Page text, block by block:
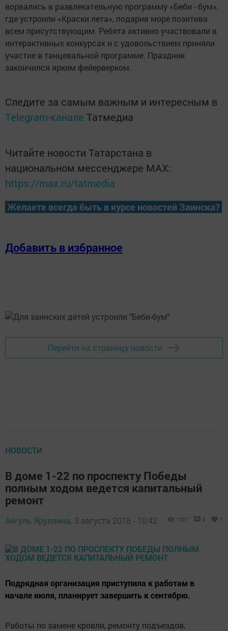
ворвались в развлекательную программу «Беби - бум»,
где устроили «Краски лета», подарив море позитива
всем присутствующим. Ребята активно участвовали в
интерактивных конкурсах и с удовольствием приняли
участие в танцевальной программе. Праздник
закончился ярким фейерверком.
Следите за самым важным и интересным в
Telegram-канале Татмедиа
Читайте новости Татарстана в
национальном мессенджере MАХ:
https://max.ru/tatmedia
Желаете всегда быть в курсе новостей Заинска?
Добавить в избранное
Перейти на страницу новости
НОВОСТИ
В доме 1-22 по проспекту Победы
полным ходом ведется капитальный
ремонт
Айгуль Яруллина, 3 августа 2018 - 10:42 1537 0 1
Подрядная организация приступила к работам в
начале июля, планирует завершить к сентябрю.
Работы по замене кровли, ремонту подъездов,